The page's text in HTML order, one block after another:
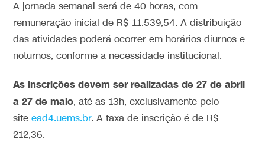
A jornada semanal será de 40 horas, com
remuneração inicial de R$ 11.539,54. A distribuição
das atividades poderá ocorrer em horários diurnos e
noturnos, conforme a necessidade institucional.
As inscrições devem ser realizadas de 27 de abril
a 27 de maio, até as 13h, exclusivamente pelo
siteead4.uems.br. A taxa de inscrição é de R$
212,36.